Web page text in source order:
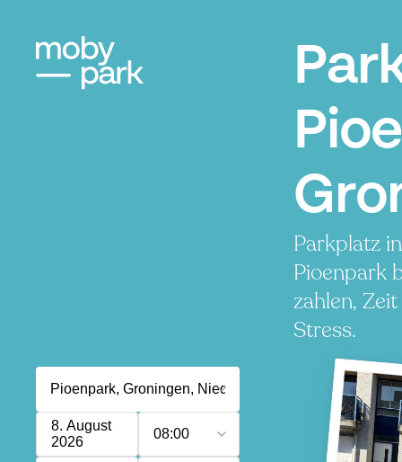
Parkplatz
Pioenpark
zahlen,
Stress.
8. August
2026
08:00